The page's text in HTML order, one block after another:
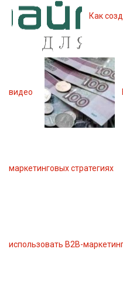
Как
видео
маркетинговых стратегиях
использовать B2B-